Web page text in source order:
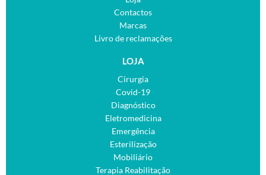
Contactos
Marcas
Livro de reclamações
LOJA
Cirurgia
Covid-19
Diagnóstico
Eletromedicina
Emergência
Esterilização
Mobiliário
Terapia Reabilitação